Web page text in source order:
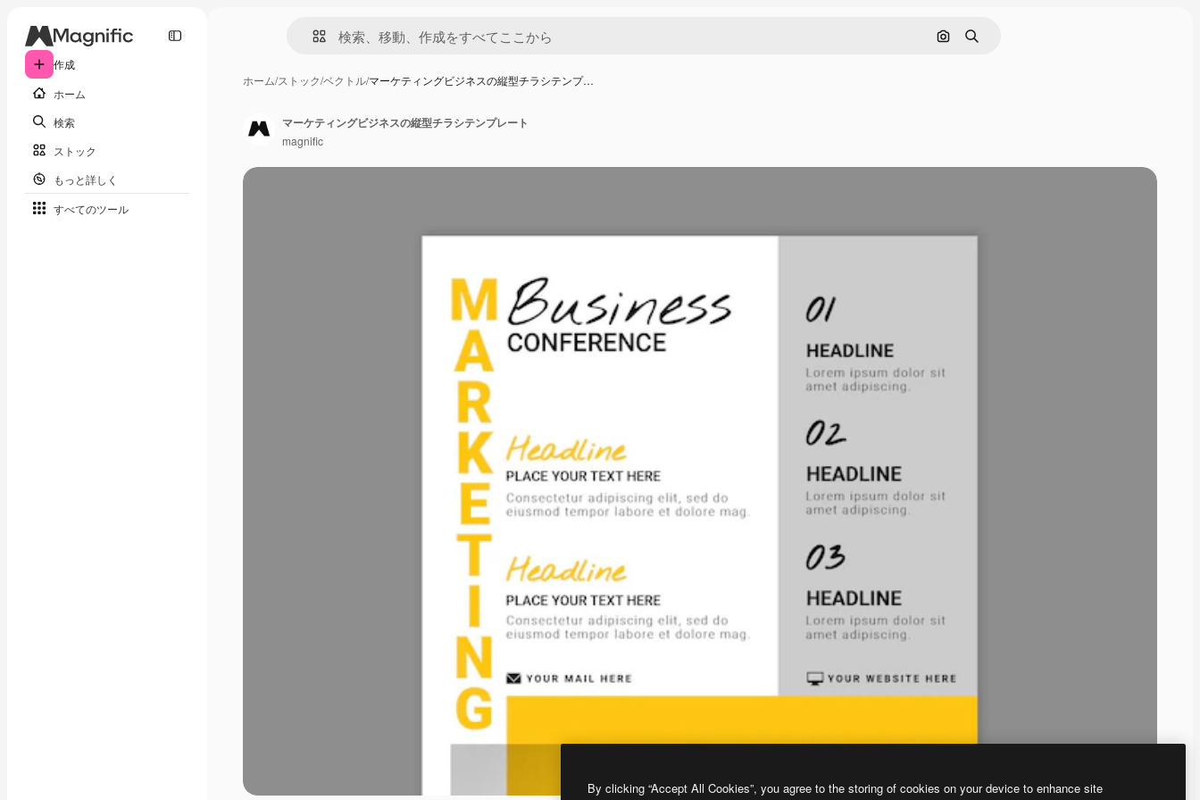
作成
ホーム
検索
ストック
もっと詳しく
すべてのツール
画像で検索
検索
ホーム/ストック/ベクトル/マーケティングビジネスの縦型チラシテンプ…
マーケティングビジネスの縦型チラシテンプレート
magnific
By clicking “Accept All Cookies”, you agree to the storing of cookies on your device to enhance site